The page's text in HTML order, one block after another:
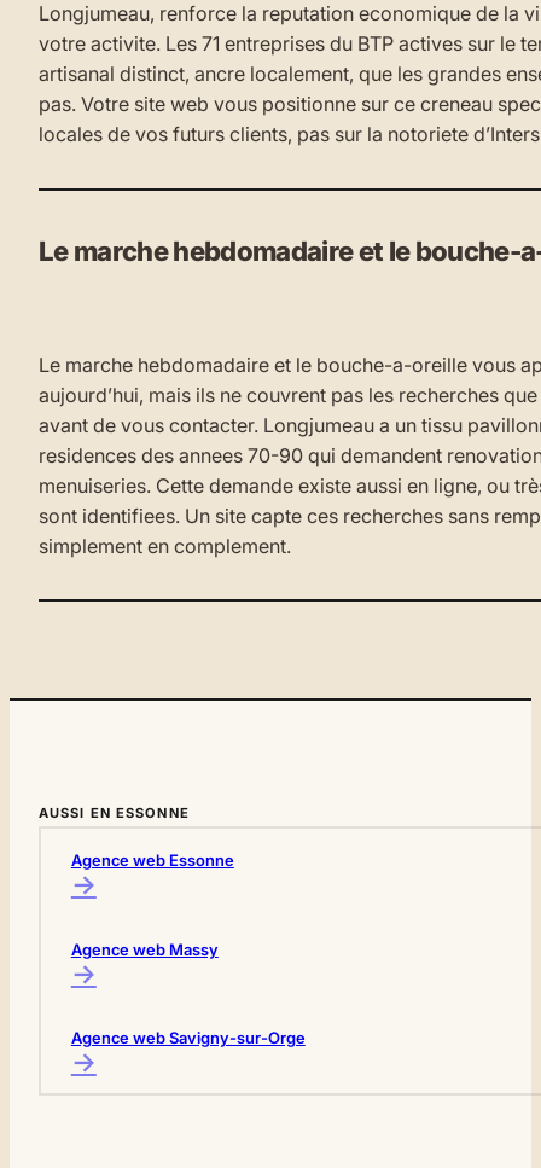
Longjumeau, renforce la reputation economique de la
votre activite. Les 71 entreprises du BTP actives sur le
artisanal distinct, ancre localement, que les grandes
pas. Votre site web vous positionne sur ce creneau
locales de vos futurs clients, pas sur la notoriete
Le marche hebdomadaire et le bouche-
Le marche hebdomadaire et le bouche-a-oreille vous
aujourd’hui, mais ils ne couvrent pas les recherches
avant de vous contacter. Longjumeau a un tissu
residences des annees 70-90 qui demandent
menuiseries. Cette demande existe aussi en ligne, ou
sont identifiees. Un site capte ces recherches sans
simplement en complement.
AUSSI EN ESSONNE
Agence web Essonne
→
Agence web Massy
→
Agence web Savigny-sur-Orge
→